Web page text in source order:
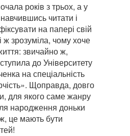
років з трьох, а у
навчившись читати і
на папері свій
зрозуміла, чому хоче
звичайно ж,
до Університету
на спеціальність
Щоправда, довго
для якого саме жанру
народження доньки
це мають бути